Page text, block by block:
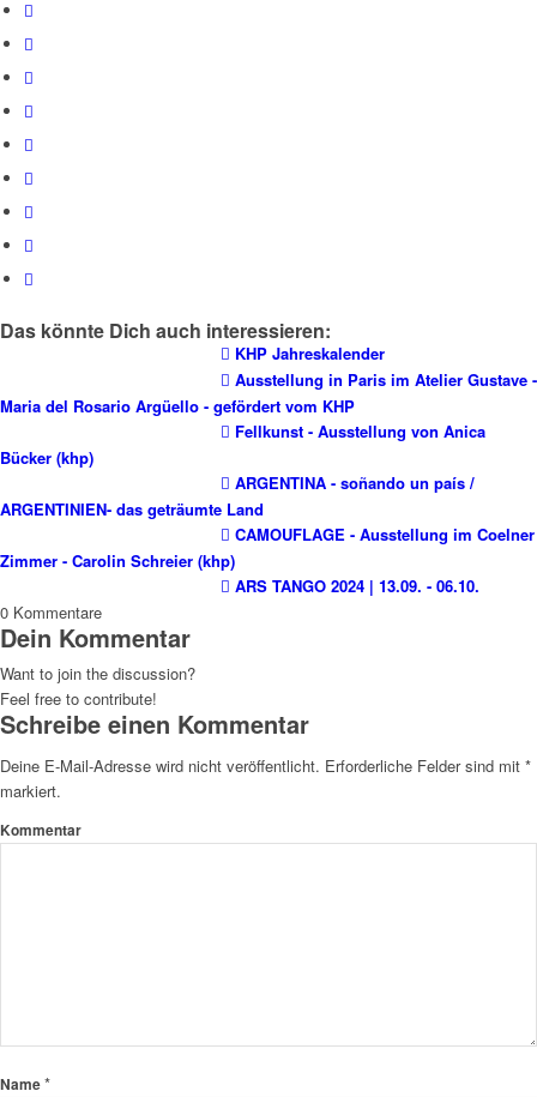
Das könnte Dich auch interessieren:
KHP Jahreskalender
Ausstellung in Paris im Atelier Gustave -
Maria del Rosario Argüello - gefördert vom KHP
Fellkunst - Ausstellung von Anica
Bücker (khp)
ARGENTINA - soñando un país /
ARGENTINIEN- das geträumte Land
CAMOUFLAGE - Ausstellung im Coelner
Zimmer - Carolin Schreier (khp)
ARS TANGO 2024 | 13.09. - 06.10.
0 Kommentare
Dein Kommentar
Want to join the discussion?
Feel free to contribute!
Schreibe einen Kommentar
Deine E-Mail-Adresse wird nicht veröffentlicht. Erforderliche Felder sind mit *
markiert.
Kommentar
Name*